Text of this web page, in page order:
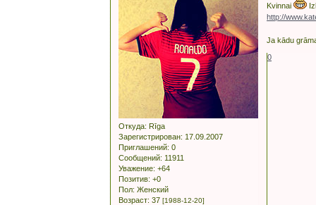
Откуда: Rīga
Зарегистрирован: 17.09.2007
Приглашений: 0
Сообщений: 11911
Уважение: +64
Позитив: +0
Пол: Женский
Возраст: 37 [1988-12-20]
Kvinnai
http://
Ja kādu
0